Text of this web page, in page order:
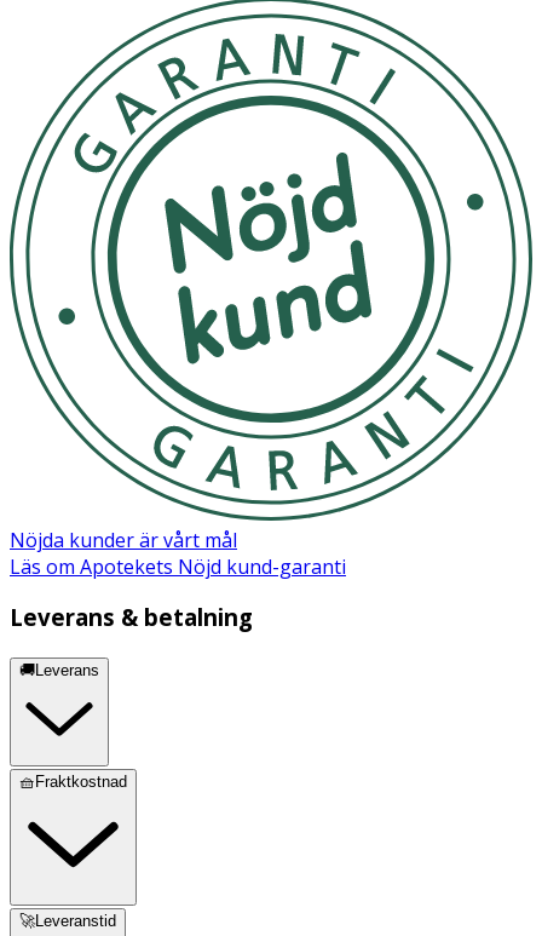
Spraya på ansikte, hals eller hår efter behov. Använd för
att ge extra återfuktning innan eller efter applicering av
fuktkräm, för en uppiggande effekt när du är på språng,
eller efter att du har applicerat makeup för att ge huden
ett daggfriskt utseende. Vid kontakt med ögonen, skölj
noggrant med vatten.
Förvaras i normal rumstemperatur.
OK för gravida och ammande:
Ja
Ingredienser:
Aqua (Water, Eau), Aloe Barbadensis Leaf Juice,
Niacinamide, Sodium Hyaluronate, Cocos Nucifera
(Coconut) Water, Acanthopanax Senticosus (Eleuthero)
Root Extract, Inonotus Obliquus (Mushroom) Extract,
Rhaponticum Carthamoides Root Extract, Rhodiola Rosea
Extract, Selaginella Lepidophylla Extract, Sodium
Benzoate, Sodium Sulfite, Trehalose, Potassium Sorbate,
PPG-5-Ceteth-20, 1,2-Hexanediol, Maltodextrin, Caprylyl
Glycol, Phenoxyethanol, Chlorophenesin, Citric Acid
Nöjda kunder är vårt mål
Läs om Apotekets Nöjd kund-garanti
Leverans & betalning
🚚Leverans
🧺Fraktkostnad
🚀Leveranstid